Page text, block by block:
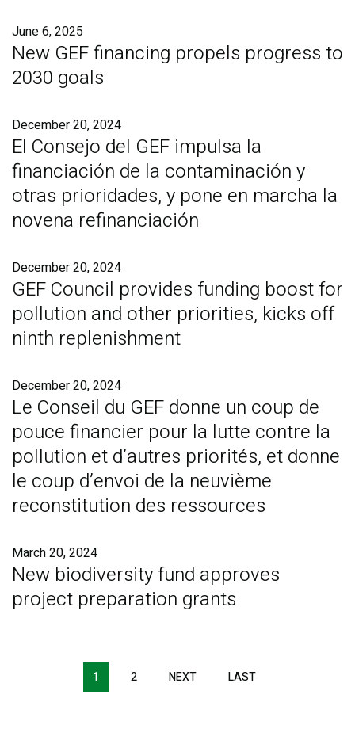
June 6, 2025
New GEF financing propels progress to
2030 goals
December 20, 2024
El Consejo del GEF impulsa la
financiación de la contaminación y
otras prioridades, y pone en marcha la
novena refinanciación
December 20, 2024
GEF Council provides funding boost for
pollution and other priorities, kicks off
ninth replenishment
December 20, 2024
Le Conseil du GEF donne un coup de
pouce financier pour la lutte contre la
pollution et d’autres priorités, et donne
le coup d’envoi de la neuvième
reconstitution des ressources
March 20, 2024
New biodiversity fund approves
project preparation grants
Pagination1 2 NEXT LAST